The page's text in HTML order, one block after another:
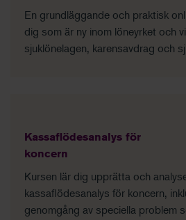
En grundläggande och praktisk
dig som är ny inom löneyrket och
sjuklönelagen, karensavdrag och
Trygg start för dig som är ny
Kassaflödesanalys för
koncern
Kursen lär dig upprätta och
kassaflödesanalys för koncern,
genomgång av speciella problem